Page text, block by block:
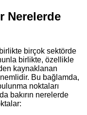
Nerelerde
birçok sektörde
birlikte, özellikle
kaynaklanan
Bu bağlamda,
noktaları
bakırın nerelerde